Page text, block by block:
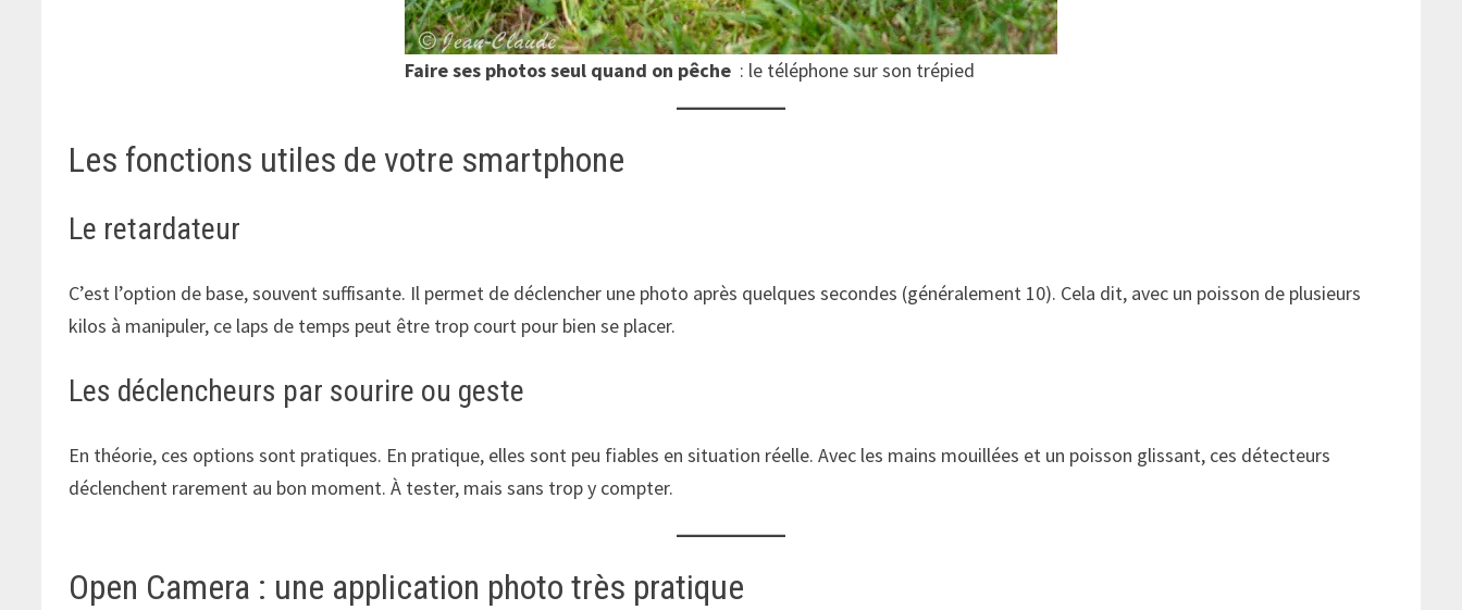
Faire ses photos seul quand on pêche: le téléphone sur son trépied
Les fonctions utiles de votre smartphone
Le retardateur
C’est l’option de base, souvent suffisante. Il permet de déclencher une photo après quelques secondes (généralement 10). Cela dit, avec un poisson de plusieurs
kilos à manipuler, ce laps de temps peut être trop court pour bien se placer.
Les déclencheurs par sourire ou geste
En théorie, ces options sont pratiques. En pratique, elles sont peu fiables en situation réelle. Avec les mains mouillées et un poisson glissant, ces détecteurs
déclenchent rarement au bon moment. À tester, mais sans trop y compter.
Open Camera : une application photo très pratique